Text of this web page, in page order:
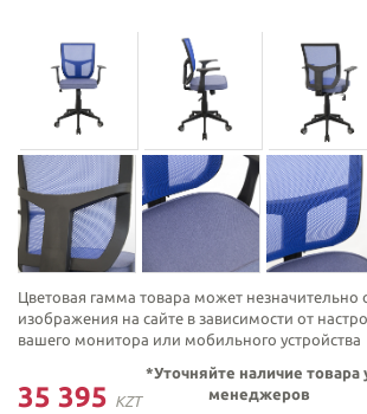
Цветовая гамма товара может незначительно
изображения на сайте в зависимости от
вашего монитора или мобильного устройства
35 395 KZT
*Уточняйте наличие товара
менеджеров